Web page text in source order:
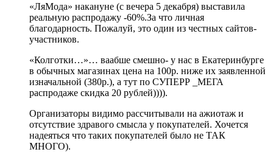
«ЛяМода» накануне (с вечера 5 декабря) выставила
реальную распродажу -60%.За что личная
благодарность. Пожалуй, это один из честных сайтов-
участников.
«Колготки…»… ваабше смешно- у нас в Екатеринбурге
в обычных магазинах цена на 100р. ниже их заявленной
изначальной (380р.), а тут по СУПЕРР _МЕГА
распродаже скидка 20 рублей)))).
Организаторы видимо рассчитывали на ажиотаж и
отсутствие здравого смысла у покупателей. Хочется
надеяться что таких покупателей было не ТАК
МНОГО).